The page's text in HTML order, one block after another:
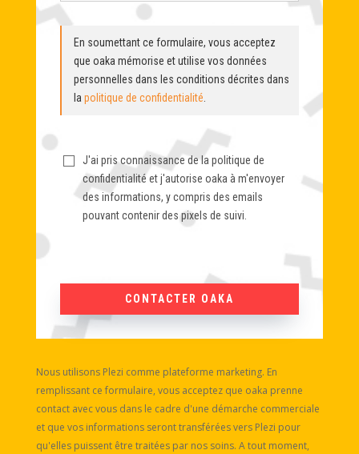
En soumettant ce formulaire, vous acceptez
que oaka mémorise et utilise vos données
personnelles dans les conditions décrites dans
la politique de confidentialité
J'ai pris connaissance de la politique de
confidentialité et j'autorise oaka à m'envoyer
des informations, y compris des emails
pouvant contenir des pixels de suivi.
CONTACTER OAKA
Nous utilisons Plezi comme plateforme marketing. En
remplissant ce formulaire, vous acceptez que oaka prenne
contact avec vous dans le cadre d'une démarche commerciale
et que vos informations seront transférées vers Plezi pour
qu'elles puissent être traitées par nos soins. A tout moment,